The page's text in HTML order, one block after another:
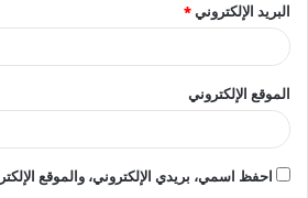
البريد الإلكتروني*
الموقع الإلكتروني
احفظ اسمي، بريدي الإلكتروني، والموقع